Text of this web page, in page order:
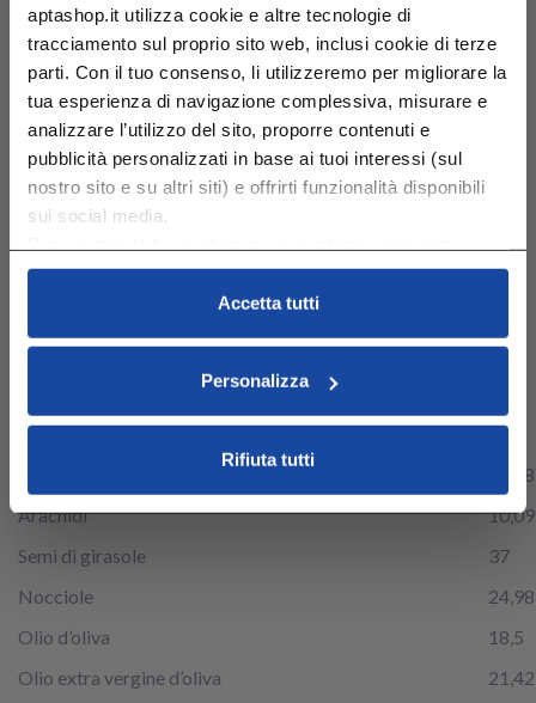
aptashop.it utilizza cookie e altre tecnologie di
tracciamento sul proprio sito web, inclusi cookie di terze
parti. Con il tuo consenso, li utilizzeremo per migliorare la
tua esperienza di navigazione complessiva, misurare e
analizzare l’utilizzo del sito, proporre contenuti e
pubblicità personalizzati in base ai tuoi interessi (sul
nostro sito e su altri siti) e offrirti funzionalità disponibili
sui social media.
Puoi gestire le tue preferenze in qualsiasi momento
cliccando su Impostazioni dei cookie. Ulteriori
informazioni sono disponibili nellaCookie Policy
nella
Accetta tutti
Personalizza
Rifiuta tutti
ricavare grandi quantità di questa vitamina dal cibo. La
vitamina E aiuta anche a ridurre la probabilità di sviluppare
l’asma e altri problemi respiratori nelle successive fasi di vita
del bambino. L’olio di oliva e gli altri oli di origine vegetale
contengono livelli benefici di vitamina E. Altre ottime fonti di
vitamina E sono indicate nella tabella seguente.
Alimento (100 g)
Broccoli (preferibilmente crudi)
Peperoni rossi
0,95
Pomodori ciliegini (crudi)
Mirtilli
0,94
Uovo (sodo)
1,11
23,98
Arachidi
10,09
Semi di girasole
37
Nocciole
24,98
Olio d’oliva
18,5
Olio extra vergine d’oliva
21,42